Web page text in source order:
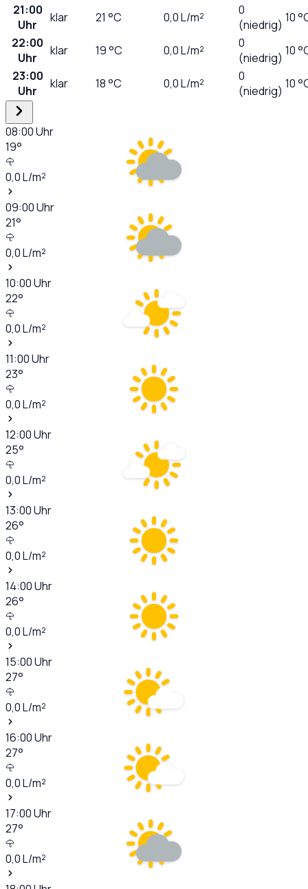
21:00
Uhr
klar 21 °C 0,0L/m²
0
(niedrig) 10
22:00
Uhr
klar 19°C 0,0L/m²
0
(niedrig) 10
23:00
Uhr
klar 18°C 0,0L/m²
0
(niedrig) 10
08:00Uhr
19°
0,0L/m²
09:00Uhr
21°
0,0L/m²
10:00Uhr
22°
0,0L/m²
11:00Uhr
23°
0,0L/m²
12:00Uhr
25°
0,0L/m²
13:00Uhr
26°
0,0L/m²
14:00Uhr
26°
0,0L/m²
15:00Uhr
27°
0,0L/m²
16:00Uhr
27°
0,0L/m²
17:00Uhr
27°
0,0L/m²